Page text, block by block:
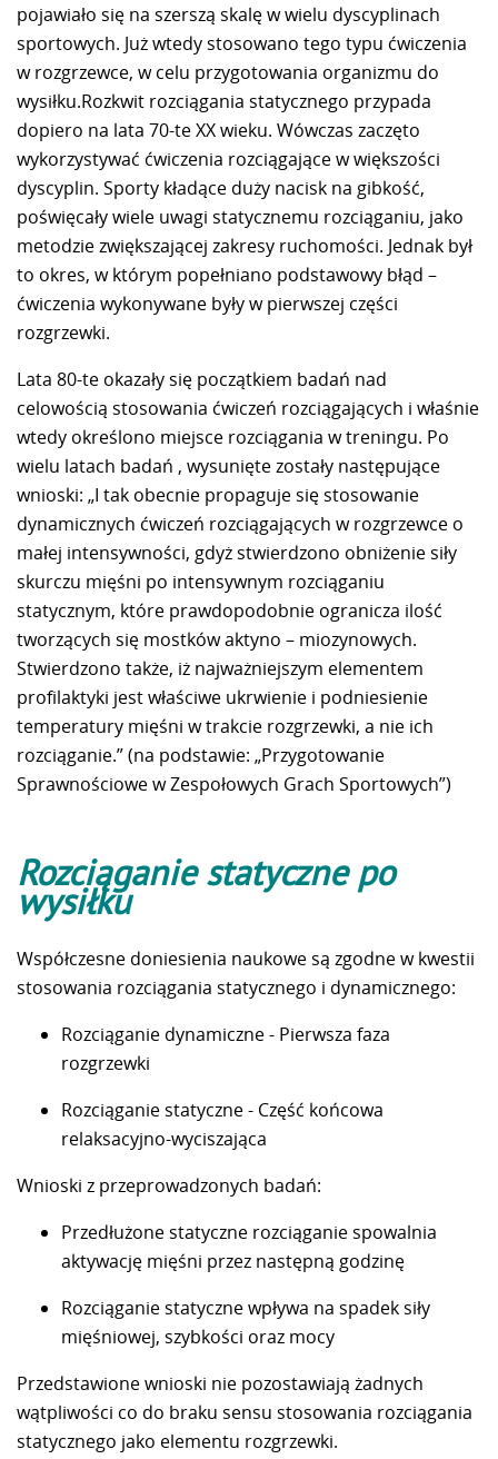
pojawiało się na szerszą skalę w wielu dyscyplinach
sportowych. Już wtedy stosowano tego typu ćwiczenia
w rozgrzewce, w celu przygotowania organizmu do
wysiłku.Rozkwit rozciągania statycznego przypada
dopiero na lata 70-te XX wieku. Wówczas zaczęto
wykorzystywać ćwiczenia rozciągające w większości
dyscyplin. Sporty kładące duży nacisk na gibkość,
poświęcały wiele uwagi statycznemu rozciąganiu, jako
metodzie zwiększającej zakresy ruchomości. Jednak był
to okres, w którym popełniano podstawowy błąd –
ćwiczenia wykonywane były w pierwszej części
rozgrzewki.
Lata 80-te okazały się początkiem badań nad
celowością stosowania ćwiczeń rozciągających i właśnie
wtedy określono miejsce rozciągania w treningu. Po
wielu latach badań , wysunięte zostały następujące
wnioski: „I tak obecnie propaguje się stosowanie
dynamicznych ćwiczeń rozciągających w rozgrzewce o
małej intensywności, gdyż stwierdzono obniżenie siły
skurczu mięśni po intensywnym rozciąganiu
statycznym, które prawdopodobnie ogranicza ilość
tworzących się mostków aktyno – miozynowych.
Stwierdzono także, iż najważniejszym elementem
profilaktyki jest właściwe ukrwienie i podniesienie
temperatury mięśni w trakcie rozgrzewki, a nie ich
rozciąganie.” (na podstawie: „Przygotowanie
Sprawnościowe w Zespołowych Grach Sportowych”)
Rozciąganie statyczne po
wysiłku
Współczesne doniesienia naukowe są zgodne w kwestii
stosowania rozciągania statycznego i dynamicznego:
Rozciąganie dynamiczne - Pierwsza faza
rozgrzewki
Rozciąganie statyczne - Część końcowa
relaksacyjno-wyciszająca
Wnioski z przeprowadzonych badań:
Przedłużone statyczne rozciąganie spowalnia
aktywację mięśni przez następną godzinę
Rozciąganie statyczne wpływa na spadek siły
mięśniowej, szybkości oraz mocy
Przedstawione wnioski nie pozostawiają żadnych
wątpliwości co do braku sensu stosowania rozciągania
statycznego jako elementu rozgrzewki.